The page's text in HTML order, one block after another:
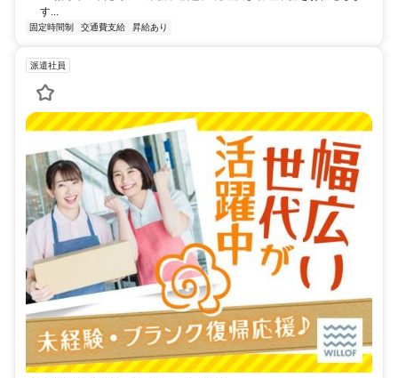
す...
固定時間制 交通費支給 昇給あり
派遣社員